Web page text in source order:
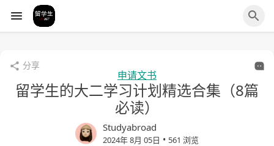
分享
申请文书
留学生的大二学习计划精选合集（8篇
必读）
Studyabroad
2024年 8月 05日 • 561 浏览